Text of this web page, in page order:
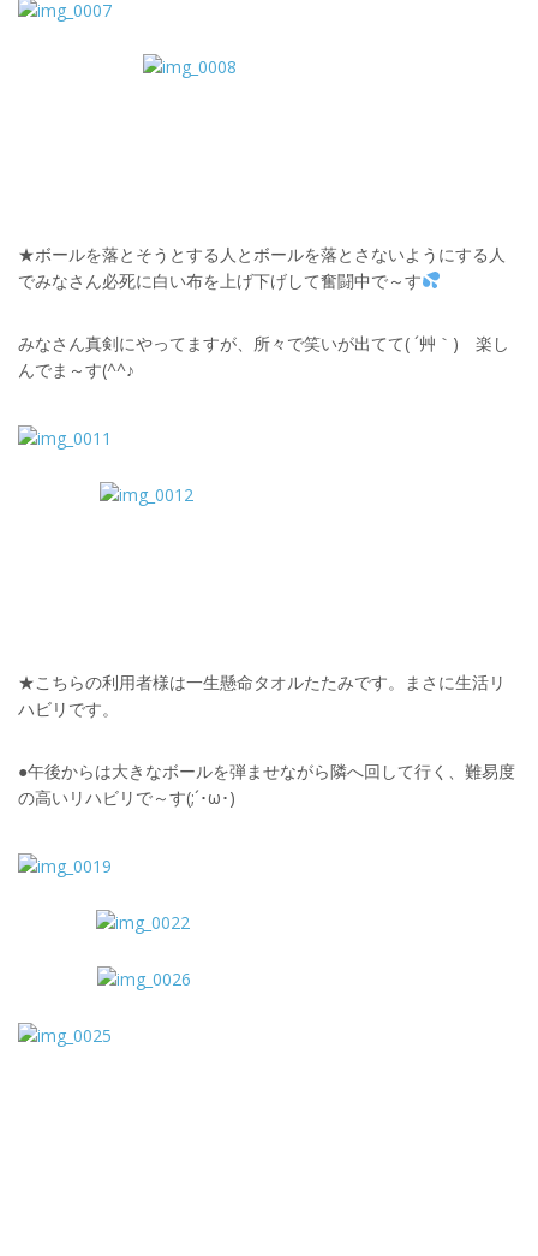
★ボールを落とそうとする人とボールを落とさないようにする人
でみなさん必死に白い布を上げ下げして奮闘中で～す
みなさん真剣にやってますが、所々で笑いが出てて( ´艸｀) 楽し
んでま～す(^^♪
★こちらの利用者様は一生懸命タオルたたみです。まさに生活リ
ハビリです。
●午後からは大きなボールを弾ませながら隣へ回して行く、難易度
の高いリハビリで～す(;´･ω･)